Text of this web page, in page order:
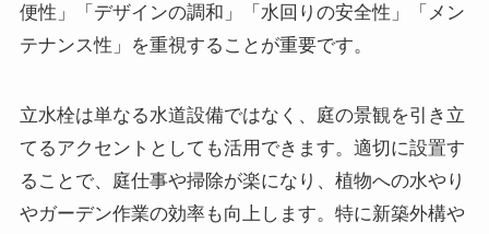
便性」「デザインの調和」「水回りの安全性」「メン
テナンス性」を重視することが重要です。
立水栓は単なる水道設備ではなく、庭の景観を引き立
てるアクセントとしても活用できます。適切に設置す
ることで、庭仕事や掃除が楽になり、植物への水やり
やガーデン作業の効率も向上します。特に新築外構や